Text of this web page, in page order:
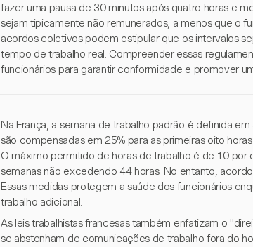
fazer uma pausa de 30 minutos após quatro horas e
sejam tipicamente não remunerados, a menos que o
acordos coletivos podem estipular que os intervalos
tempo de trabalho real. Compreender essas
funcionários para garantir conformidade e promover
Na França, a semana de trabalho padrão é definida
são compensadas em 25% para as primeiras oito
O máximo permitido de horas de trabalho é de 10
semanas não excedendo 44 horas. No entanto,
Essas medidas protegem a saúde dos funcionários
trabalho adicional.
As leis trabalhistas francesas também enfatizam o
se abstenham de comunicações de trabalho fora do